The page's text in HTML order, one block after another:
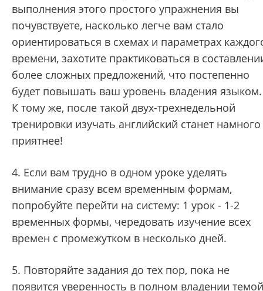
выполнения этого простого упражнения вы
почувствуете, насколько легче вам стало
ориентироваться в схемах и параметрах
времени, захотите практиковаться в
более сложных предложений, что постепенно
будет повышать ваш уровень владения языком.
К тому же, после такой двух-трехнедельной
тренировки изучать английский станет намного
приятнее!
4. Если вам трудно в одном уроке уделять
внимание сразу всем временным формам,
попробуйте перейти на систему: 1 урок - 1-2
временных формы, чередовать изучение всех
времен с промежутком в несколько дней.
5. Повторяйте задания до тех пор, пока не
появится уверенность в полном владении